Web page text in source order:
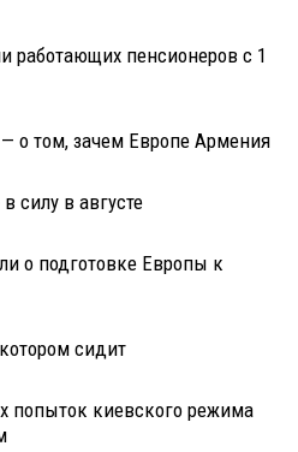
работающих пенсионеров с 1
о том, зачем Европе Армения
силу в августе
о подготовке Европы к
сидит
попыток киевского режима